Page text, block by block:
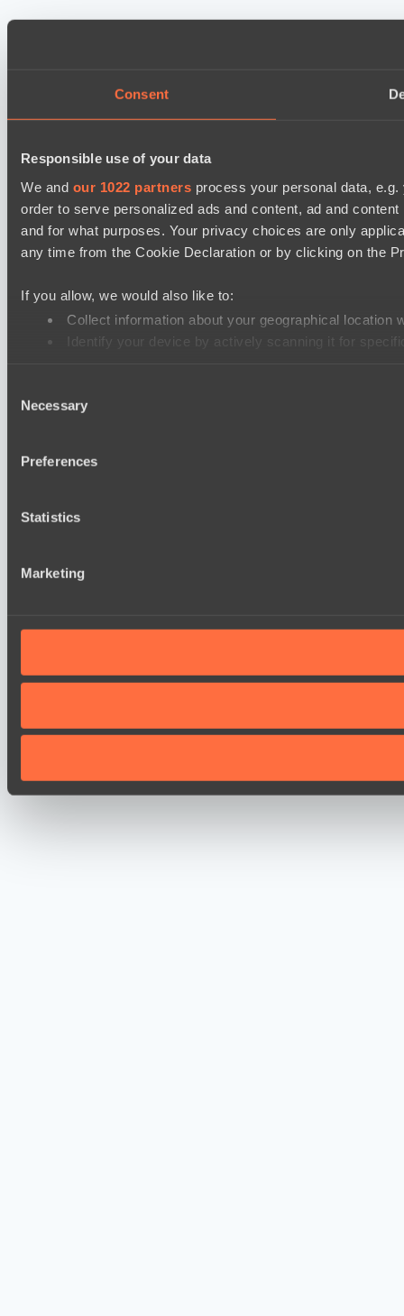
Consent
Responsible use of your data
We and our 1022 partners process your personal data,
order to serve personalized ads and content, ad and
and for what purposes. Your privacy choices are only
any time from the Cookie Declaration or by clicking on the
If you allow, we would also like to:
Collect information about your geographical
Identify your device by actively scanning it for
We use cookies to personalise content and ads, to provide
their services.
Selection
Necessary
Preferences
Statistics
Marketing